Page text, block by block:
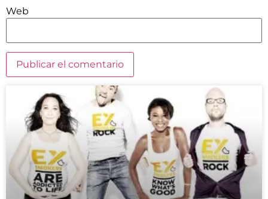
Web